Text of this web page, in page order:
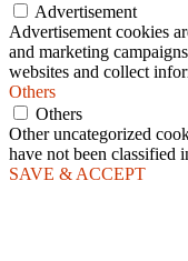
Advertisement
Advertisement cookies
and marketing
websites and collect
Others
Others
Other uncategorized
have not been classified
SAVE & ACCEPT